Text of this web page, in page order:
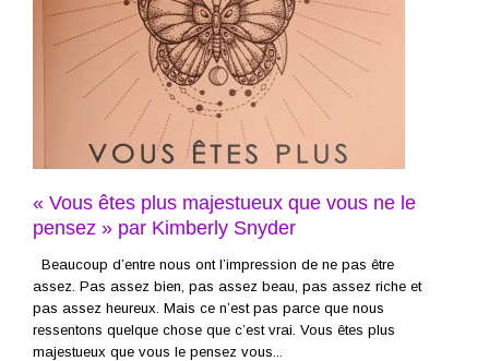
« Vous êtes plus majestueux que vous ne le
pensez » par Kimberly Snyder
Beaucoup d’entre nous ont l’impression de ne pas être
assez. Pas assez bien, pas assez beau, pas assez riche et
pas assez heureux. Mais ce n’est pas parce que nous
ressentons quelque chose que c’est vrai. Vous êtes plus
majestueux que vous le pensez vous...